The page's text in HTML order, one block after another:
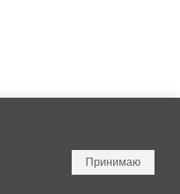
Принимаю